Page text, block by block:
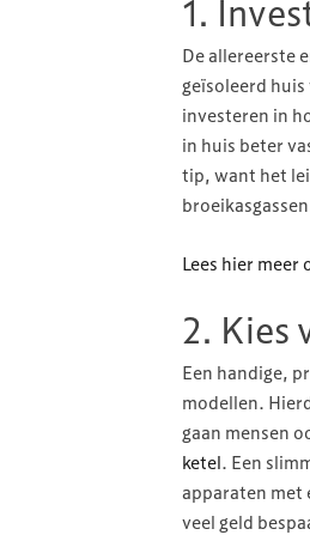
1.
De allereerste
geïsoleerd
investeren in
in huis beter
tip, want het
Lees hier meer
2. Kies
Een handige,
modellen.
gaan mensen
ketel. Een
apparaten met
veel geld